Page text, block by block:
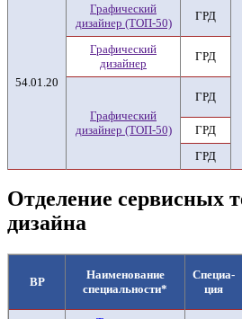
54.01.20
Графический
дизайнер (ТОП-50)
ГРД
Графический
дизайнер
ГРД
Графический
дизайнер (ТОП-50)
ГРД
ГРД
ГРД
Отделение сервисных
дизайна
ВР
Наименование
специальности*
Специа-
ция